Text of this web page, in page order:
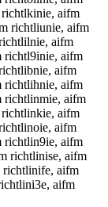
aifm
richtliunie, aifm
aifm
richtl9inie, aifm
aifm
richtlihnie, aifm
richtlinmie, aifm
aifm
aifm
richtlin9ie, aifm
richtlinise, aifm
richtlinife, aifm
aifm